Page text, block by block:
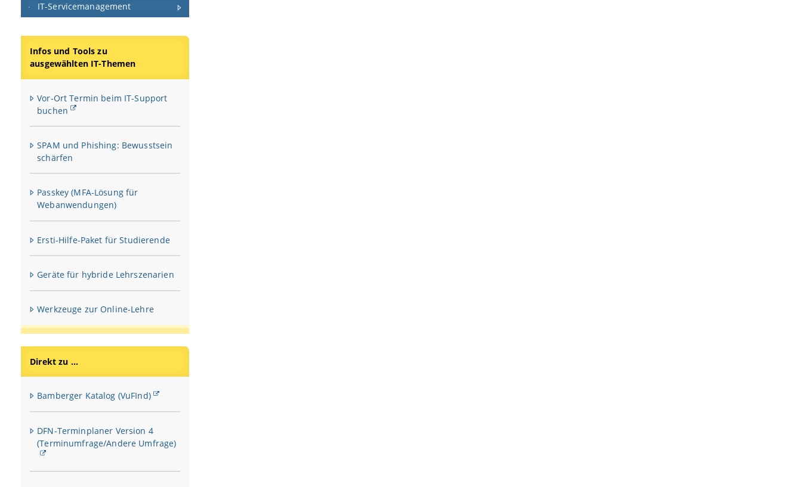
IT-Servicemanagement
Infos und Tools zu
ausgewählten IT-Themen
Vor-Ort Termin beim IT-Support
buchen
SPAM und Phishing: Bewusstsein
schärfen
Passkey (MFA-Lösung für
Webanwendungen)
Ersti-Hilfe-Paket für Studierende
Geräte für hybride Lehrszenarien
Werkzeuge zur Online-Lehre
Direkt zu ...
Bamberger Katalog (VuFInd)
DFN-Terminplaner Version 4
(Terminumfrage/Andere Umfrage)